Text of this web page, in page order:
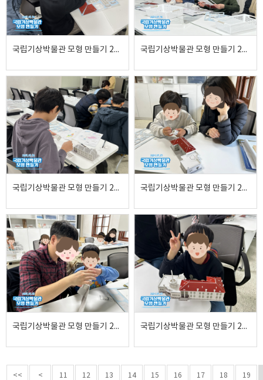
국립기상박물관 모형 만들기 2024.03.30 국립기상박물관 모형 만들기 2024.03.30
국립기상박물관 모형 만들기 2024.03.30 국립기상박물관 모형 만들기 2024.03.23
국립기상박물관 모형 만들기 2024.03.23 국립기상박물관 모형 만들기 2024.03.23
<< < 11 12 13 14 15 16 17 18 19